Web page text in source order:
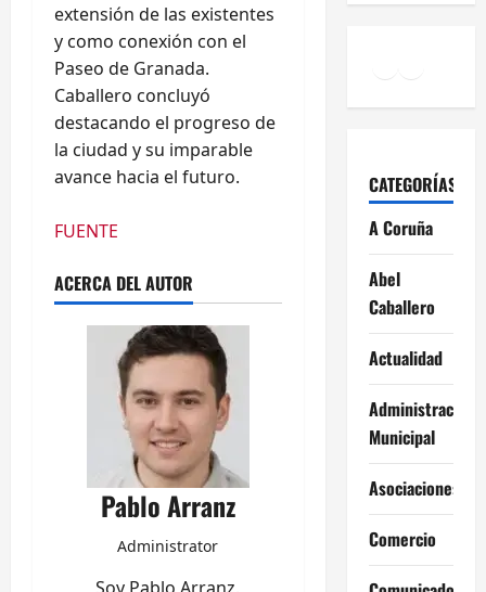
extensión de las existentes
y como conexión con el
Paseo de Granada.
Caballero concluyó
destacando el progreso de
la ciudad y su imparable
avance hacia el futuro.
FUENTE
ACERCA DEL AUTOR
Pablo Arranz
Administrator
CATEGORÍAS
A Coruña
Abel
Caballero
Actualidad
Administración
Municipal
Asociaciones
Comercio